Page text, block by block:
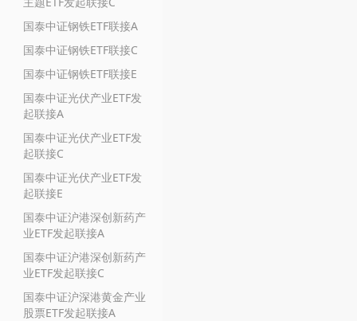
国泰中证钢铁ETF联接A
国泰中证钢铁ETF联接C
国泰中证钢铁ETF联接E
国泰中证光伏产业ETF发
起联接A
国泰中证光伏产业ETF发
起联接C
国泰中证光伏产业ETF发
起联接E
国泰中证沪港深创新药产
业ETF发起联接A
国泰中证沪港深创新药产
业ETF发起联接C
国泰中证沪深港黄金产业
股票ETF发起联接A